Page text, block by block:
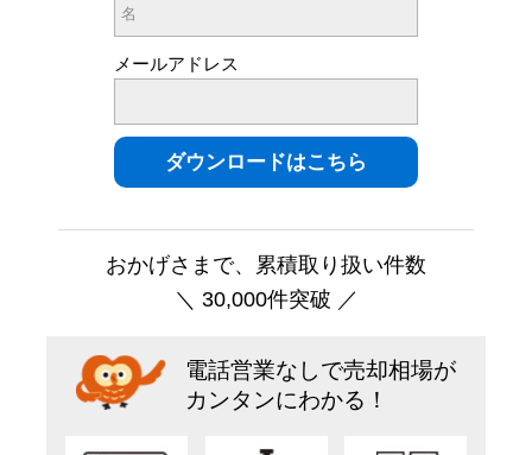
メールアドレス
おかげさまで、累積取り扱い件数
＼ 30,000件突破 ／
電話営業なしで売却相場が
カンタンにわかる！